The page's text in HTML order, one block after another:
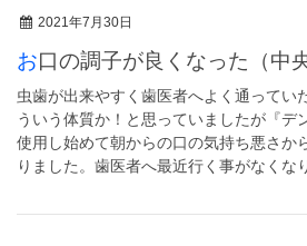
2021年7月30日
お口の調子が良くなった（
虫歯が出来やすく歯医者へよく通ってい
ういう体質か！と思っていましたが『
使用し始めて朝からの口の気持ち悪さか
りました。歯医者へ最近行く事がなく